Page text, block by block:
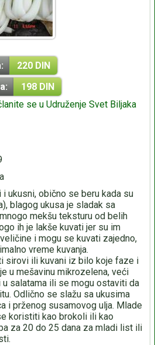
220 DIN
198 DIN
se u Udruženje Svet Biljaka
i ukusni, obično se beru kada su
blagog ukusa je sladak sa
mekšu teksturu od belih
ih je lakše kuvati jer su im
i mogu se kuvati zajedno,
vreme kuvanja.
sirovi ili kuvani iz bilo koje faze i
u mešavinu mikrozelena, veći
salatama ili se mogu ostaviti da
Odlično se slažu sa ukusima
i prženog susamovog ulja. Mlade
koristiti kao brokoli ili kao
za 20 do 25 dana za mladi list ili